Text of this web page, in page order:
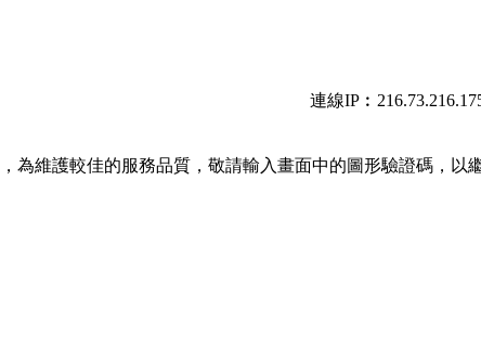
連線
為維護較佳的服務品質，敬請輸入畫面中的圖形驗證碼，以